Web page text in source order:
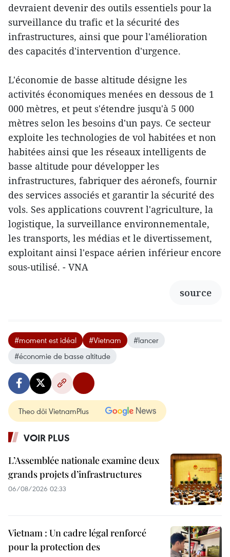
devraient devenir des outils essentiels pour la
surveillance du trafic et la sécurité des
infrastructures, ainsi que pour l'amélioration
des capacités d'intervention d'urgence.
L'économie de basse altitude désigne les
activités économiques menées en dessous de 1
000 mètres, et peut s'étendre jusqu'à 5 000
mètres selon les besoins d'un pays. Ce secteur
exploite les technologies de vol habitées et non
habitées ainsi que les réseaux intelligents de
basse altitude pour développer les
infrastructures, fabriquer des aéronefs, fournir
des services associés et garantir la sécurité des
vols. Ses applications couvrent l'agriculture, la
logistique, la surveillance environnementale,
les transports, les médias et le divertissement,
exploitant ainsi l'espace aérien inférieur encore
sous-utilisé. - VNA
source
#moment est idéal #Vietnam
#lancer
#économie de basse altitude
Theo dõi VietnamPlus
VOIR PLUS
L’Assemblée nationale examine deux
grands projets d’infrastructures
06/08/2026 02:33
Vietnam : Un cadre légal renforcé
pour la protection des